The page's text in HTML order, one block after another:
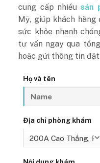
cung cấp nhiều sản
Mỹ, giúp khách hàng
sức khỏe nhanh
tư vấn ngay qua
hoặc gửi thông tin
Họ và tên
Địa chỉ phòng khám